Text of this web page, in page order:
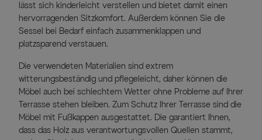
lässt sich kinderleicht verstellen und bietet damit einen
hervorragenden Sitzkomfort. Außerdem können Sie die
Sessel bei Bedarf einfach zusammenklappen und
platzsparend verstauen.
Die verwendeten Materialien sind extrem
witterungsbeständig und pflegeleicht, daher können die
Möbel auch bei schlechtem Wetter ohne Probleme auf Ihrer
Terrasse stehen bleiben. Zum Schutz Ihrer Terrasse sind die
Möbel mit Fußkappen ausgestattet. Die garantiert Ihnen,
dass das Holz aus verantwortungsvollen Quellen stammt,